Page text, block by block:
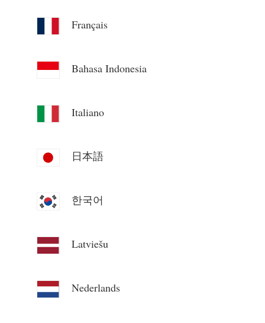
App Loja
Ranking FV
Français
Bahasa Indonesia
Italiano
日本語
한국어
Latviešu
Nederlands